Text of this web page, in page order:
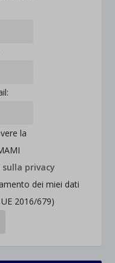
la
privacy
dei miei dati
2016/679)